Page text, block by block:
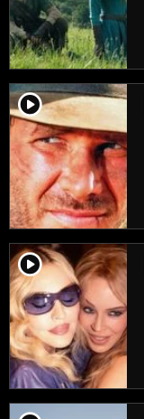
player2
player2